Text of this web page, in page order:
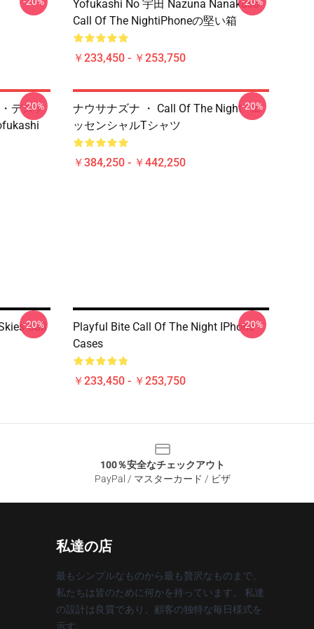
Yofukashi No 宇田 Nazuna Nanakusa
Call Of The NightiPhoneの堅い箱
￥233,450 - ￥253,750
デステ
-20%
ナウサナズナ ・ Call Of The Night - エ
ッセンシャルTシャツ
￥384,250 - ￥442,250
-20%
Call
-20%
Playful Bite Call Of The Night IPhone
Cases
￥233,450 - ￥253,750
-20%
100％安全なチェックアウト
PayPal / マスターカード / ビザ
私達の店
最もシンプルなものから最も贅沢なものまで、
私たちは皆のために何かを持っています。 私達
の設計は良質であり、顧客の独特な毎日様式を
示す。